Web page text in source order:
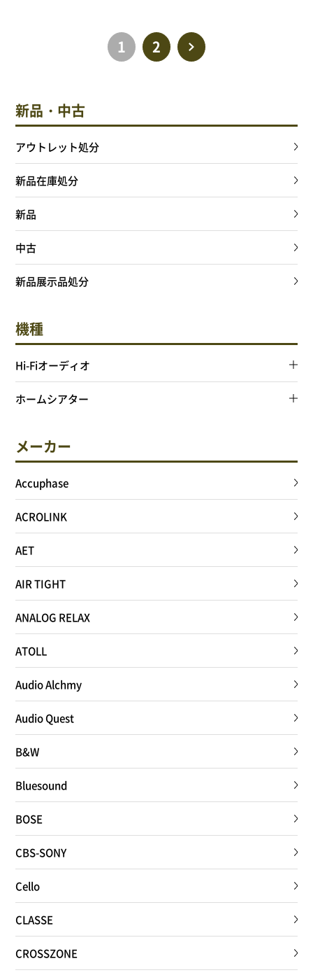
1 2 >
新品・中古
アウトレット処分
新品在庫処分
新品
中古
新品展示品処分
機種
Hi-Fiオーディオ
ホームシアター
メーカー
Accuphase
ACROLINK
AET
AIR TIGHT
ANALOG RELAX
ATOLL
Audio Alchmy
Audio Quest
B&W
Bluesound
BOSE
CBS-SONY
Cello
CLASSE
CROSSZONE